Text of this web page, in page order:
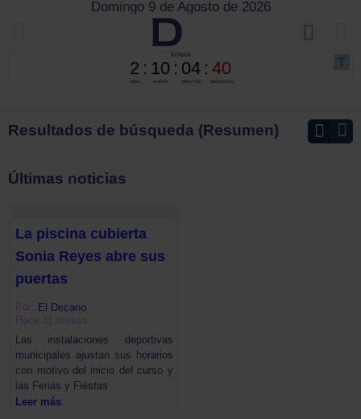
Domingo 9 de Agosto de 2026
Resultados de búsqueda (Resumen)
Últimas noticias
La piscina cubierta
Sonia Reyes abre sus
puertas
El Decano
Las instalaciones deportivas
municipales ajustan sus horarios
con motivo del inicio del curso y
las Ferias y Fiestas
Leer más